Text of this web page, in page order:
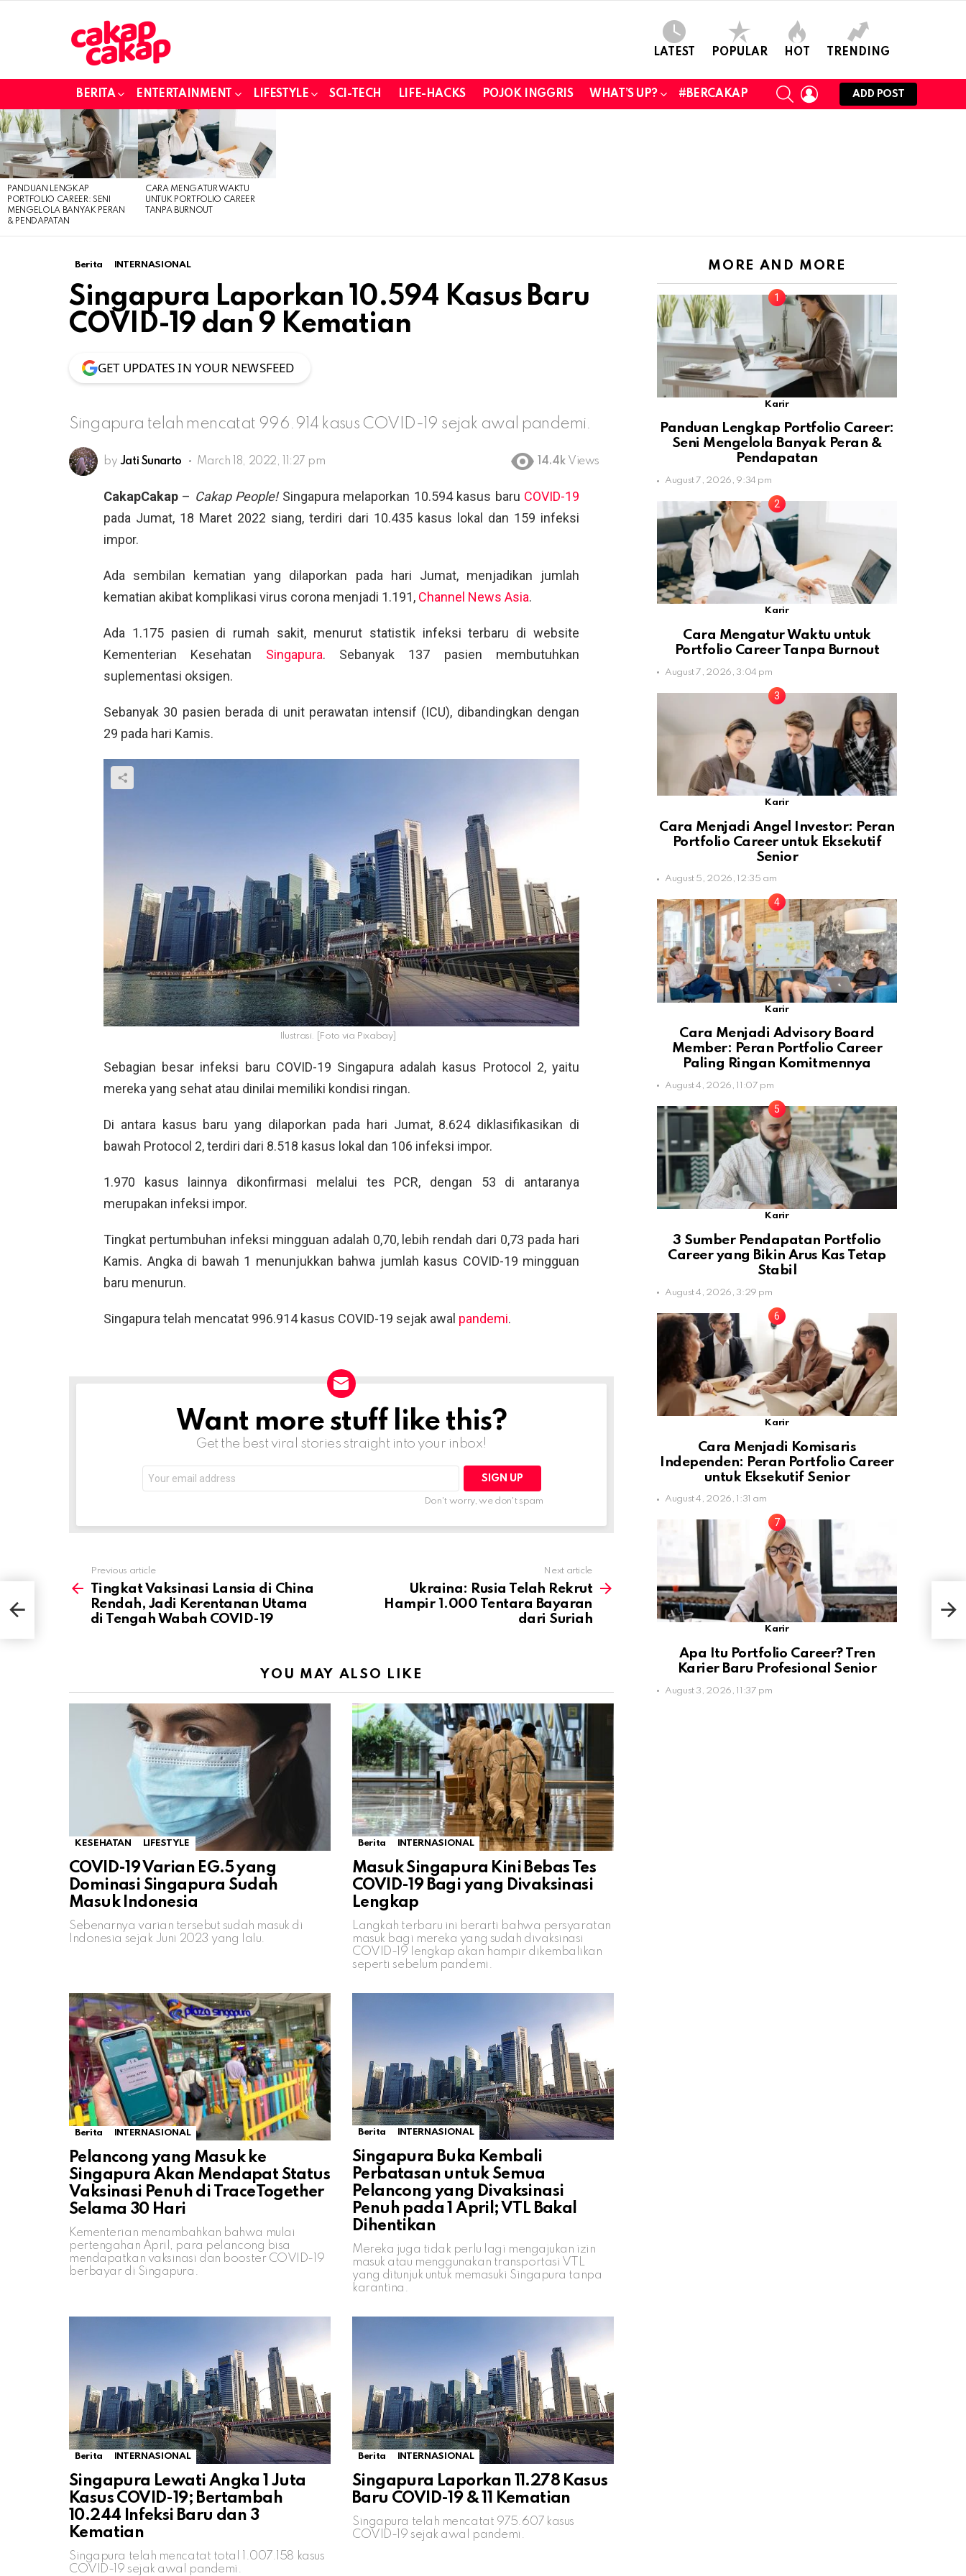
LATEST POPULAR HOT TRENDING
BERITA ENTERTAINMENT LIFESTYLE SCI-TECH LIFE-HACKS POJOK INGGRIS WHAT’S UP? #BERCAKAP
SEARCHLOGIN
ADD POST
LATEST
STORIES
PANDUAN LENGKAP
PORTFOLIO CAREER: SENI
MENGELOLA BANYAK PERAN
& PENDAPATAN
CARA MENGATUR WAKTU
UNTUK PORTFOLIO CAREER
TANPA BURNOUT
Berita INTERNASIONAL
Singapura Laporkan 10.594 Kasus Baru
COVID-19 dan 9 Kematian
GET UPDATES IN YOUR NEWSFEED
Singapura telah mencatat 996.914 kasus COVID-19 sejak awal pandemi.
by Jati Sunarto March 18, 2022, 11:27 pm 14.4k Views
CakapCakap – Cakap People!Singapura melaporkan 10.594 kasus baru COVID-19
pada Jumat, 18 Maret 2022 siang, terdiri dari 10.435 kasus lokal dan 159 infeksi
impor.
Ada sembilan kematian yang dilaporkan pada hari Jumat, menjadikan jumlah
kematian akibat komplikasi virus corona menjadi 1.191, Channel News Asia.
Ada 1.175 pasien di rumah sakit, menurut statistik infeksi terbaru di website
Kementerian Kesehatan Singapura. Sebanyak 137 pasien membutuhkan
suplementasi oksigen.
Sebanyak 30 pasien berada di unit perawatan intensif (ICU), dibandingkan dengan
29 pada hari Kamis.
Ilustrasi. [Foto via Pixabay]
Sebagian besar infeksi baru COVID-19 Singapura adalah kasus Protocol 2, yaitu
mereka yang sehat atau dinilai memiliki kondisi ringan.
Di antara kasus baru yang dilaporkan pada hari Jumat, 8.624 diklasifikasikan di
bawah Protocol 2, terdiri dari 8.518 kasus lokal dan 106 infeksi impor.
1.970 kasus lainnya dikonfirmasi melalui tes PCR, dengan 53 di antaranya
merupakan infeksi impor.
Tingkat pertumbuhan infeksi mingguan adalah 0,70, lebih rendah dari 0,73 pada hari
Kamis. Angka di bawah 1 menunjukkan bahwa jumlah kasus COVID-19 mingguan
baru menurun.
Singapura telah mencatat 996.914 kasus COVID-19 sejak awal pandemi.
NEWSLETTERWant more stuff like this?
Get the best viral stories straight into your inbox!
address:
Don't worry, we don't spam
more
Previous article
Tingkat Vaksinasi Lansia di China
Rendah, Jadi Kerentanan Utama
di Tengah Wabah COVID-19
Next article
Ukraina: Rusia Telah Rekrut
Hampir 1.000 Tentara Bayaran
dari Suriah
YOU MAY ALSO LIKE
KESEHATAN LIFESTYLE
COVID-19 Varian EG.5 yang
Dominasi Singapura Sudah
Masuk Indonesia
Sebenarnya varian tersebut sudah masuk di
Indonesia sejak Juni 2023 yang lalu.
Berita INTERNASIONAL
Masuk Singapura Kini Bebas Tes
COVID-19 Bagi yang Divaksinasi
Lengkap
Langkah terbaru ini berarti bahwa persyaratan
masuk bagi mereka yang sudah divaksinasi
COVID-19 lengkap akan hampir dikembalikan
seperti sebelum pandemi.
Berita INTERNASIONAL
Pelancong yang Masuk ke
Singapura Akan Mendapat Status
Vaksinasi Penuh di TraceTogether
Selama 30 Hari
Kementerian menambahkan bahwa mulai
pertengahan April, para pelancong bisa
mendapatkan vaksinasi dan booster COVID-19
berbayar di Singapura.
Berita INTERNASIONAL
Singapura Buka Kembali
Perbatasan untuk Semua
Pelancong yang Divaksinasi
Penuh pada 1 April; VTL Bakal
Dihentikan
Mereka juga tidak perlu lagi mengajukan izin
masuk atau menggunakan transportasi VTL
yang ditunjuk untuk memasuki Singapura tanpa
karantina.
Berita INTERNASIONAL
Singapura Lewati Angka 1 Juta
Kasus COVID-19; Bertambah
10.244 Infeksi Baru dan 3
Kematian
Singapura telah mencatat total 1.007.158 kasus
COVID-19 sejak awal pandemi.
Berita INTERNASIONAL
Singapura Laporkan 11.278 Kasus
Baru COVID-19 & 11 Kematian
Singapura telah mencatat 975.607 kasus
COVID-19 sejak awal pandemi.
MORE AND MORE
Karir
Panduan Lengkap Portfolio Career:
Seni Mengelola Banyak Peran &
Pendapatan
August 7, 2026, 9:34 pm
Karir
Cara Mengatur Waktu untuk
Portfolio Career Tanpa Burnout
August 7, 2026, 3:04 pm
Karir
Cara Menjadi Angel Investor: Peran
Portfolio Career untuk Eksekutif
Senior
August 5, 2026, 12:35 am
Karir
Cara Menjadi Advisory Board
Member: Peran Portfolio Career
Paling Ringan Komitmennya
August 4, 2026, 11:07 pm
Karir
3 Sumber Pendapatan Portfolio
Career yang Bikin Arus Kas Tetap
Stabil
August 4, 2026, 3:29 pm
Karir
Cara Menjadi Komisaris
Independen: Peran Portfolio Career
untuk Eksekutif Senior
August 4, 2026, 1:31 am
Karir
Apa Itu Portfolio Career? Tren
Karier Baru Profesional Senior
August 3, 2026, 11:37 pm
di